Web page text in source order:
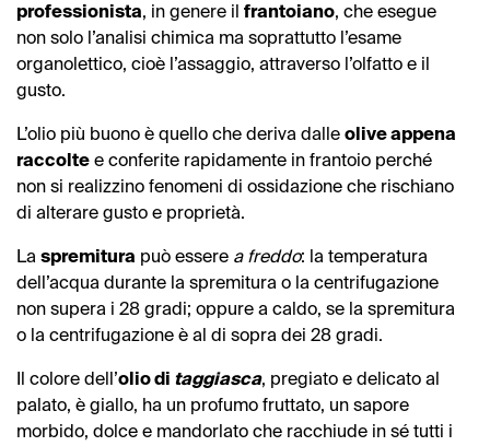
professionista, in genere il frantoiano, che esegue
non solo l’analisi chimica ma soprattutto l’esame
organolettico, cioè l’assaggio, attraverso l’olfatto e il
gusto.
L’olio più buono è quello che deriva dalle olive appena
raccolte e conferite rapidamente in frantoio perché
non si realizzino fenomeni di ossidazione che rischiano
di alterare gusto e proprietà.
La spremitura può essere a freddo: la temperatura
dell’acqua durante la spremitura o la centrifugazione
non supera i 28 gradi; oppure a caldo, se la spremitura
o la centrifugazione è al di sopra dei 28 gradi.
Il colore dell’olio di taggiasca, pregiato e delicato al
palato, è giallo, ha un profumo fruttato, un sapore
morbido, dolce e mandorlato che racchiude in sé tutti i